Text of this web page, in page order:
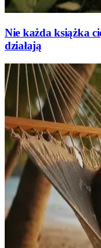
Nie każda książka
działają